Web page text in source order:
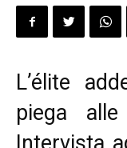
L’élite
piega alle